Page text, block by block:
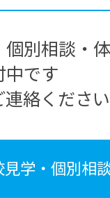
別相談・
中です
連絡ください
見学・個別相